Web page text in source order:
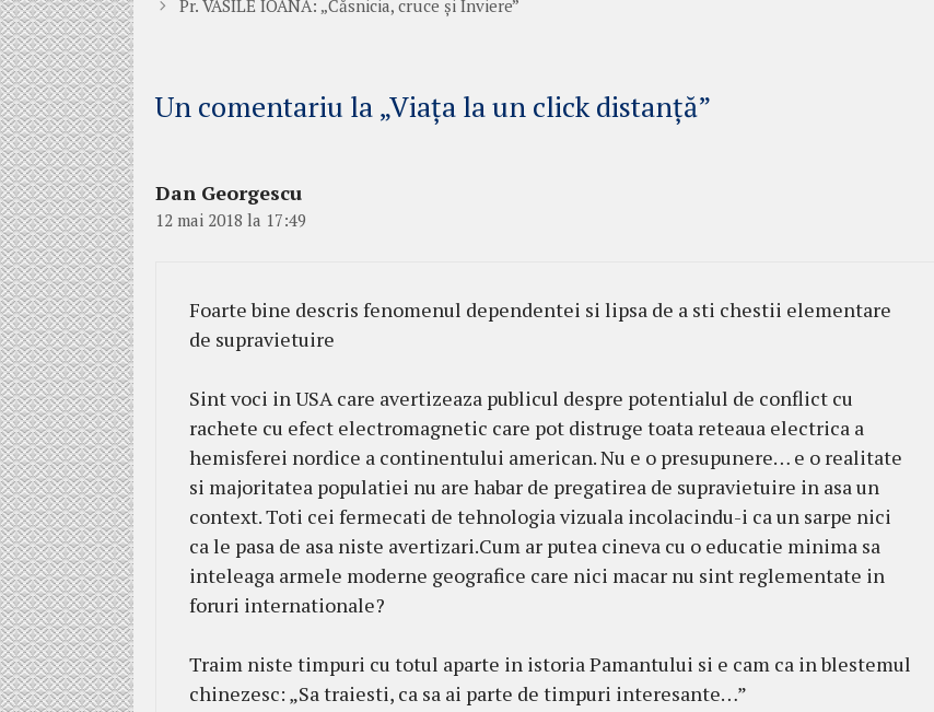
Pr. VASILE IOANA: „Căsnicia, cruce şi Înviere”
Un comentariu la „Viaţa la un click distanţă”
Dan Georgescu
12 mai 2018 la 17:49
Foarte bine descris fenomenul dependentei si lipsa de a sti chestii elementare
de supravietuire
Sint voci in USA care avertizeaza publicul despre potentialul de conflict cu
rachete cu efect electromagnetic care pot distruge toata reteaua electrica a
hemisferei nordice a continentului american. Nu e o presupunere… e o realitate
si majoritatea populatiei nu are habar de pregatirea de supravietuire in asa un
context. Toti cei fermecati de tehnologia vizuala incolacindu-i ca un sarpe nici
ca le pasa de asa niste avertizari.Cum ar putea cineva cu o educatie minima sa
inteleaga armele moderne geografice care nici macar nu sint reglementate in
foruri internationale?
Traim niste timpuri cu totul aparte in istoria Pamantului si e cam ca in blestemul
chinezesc: „Sa traiesti, ca sa ai parte de timpuri interesante…”